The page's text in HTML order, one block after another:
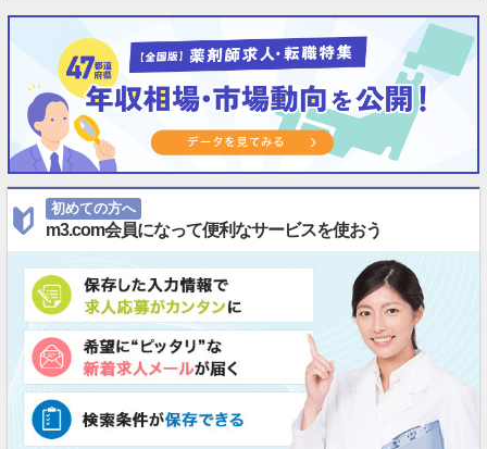
初めての方へ
m3.com会員になって便利なサービスを使おう